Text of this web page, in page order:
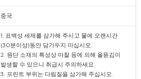
중국
1. 표백성 세제를 삼가해 주시고 물에 오랜시간
(30분이상)동안 담가두지 마십시오.
2. 원단 소재의 특성상 마찰 등에 의해 올뜯김이
발생할 수 있으니 취급시 주의하세요.
3. 프린트 부위는 다림질을 삼가해 주십시오.